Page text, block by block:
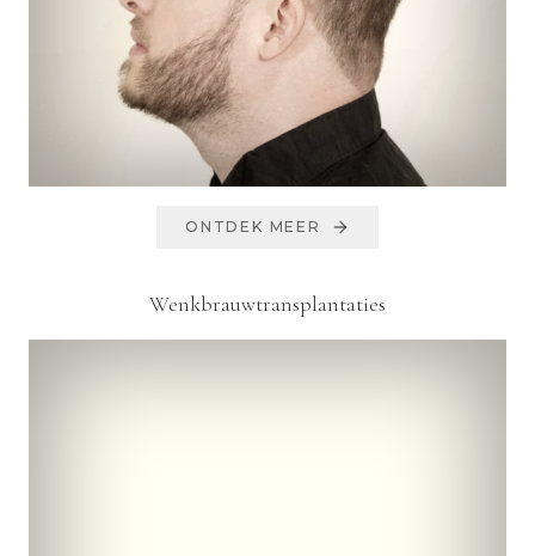
ONTDEK MEER
Wenkbrauwtransplantaties